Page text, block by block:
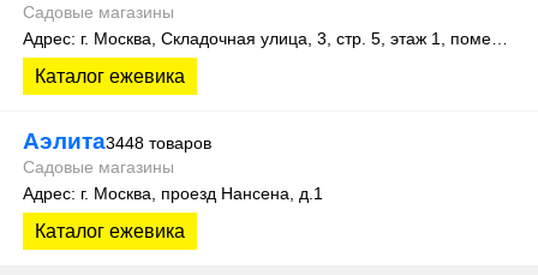
Садовые магазины
Каталог ежевика
Аэлита3448 товаров
Садовые магазины
Адрес: г. Москва, проезд Нансена, д.1
Каталог ежевика